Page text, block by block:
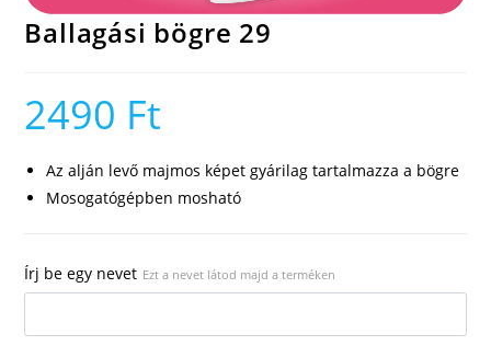
Ballagási bögre 29
2490 Ft
Az alján levő majmos képet gyárilag tartalmazza a bögre
Mosogatógépben mosható
Írj be egy nevet Ezt a nevet látod majd a terméken